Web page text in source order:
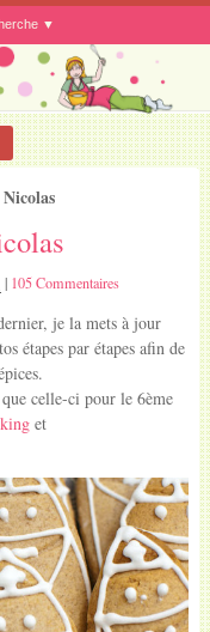
| 105 Commentaires
je la mets à jour
étapes par étapes afin de
celle-ci pour le 6ème
et